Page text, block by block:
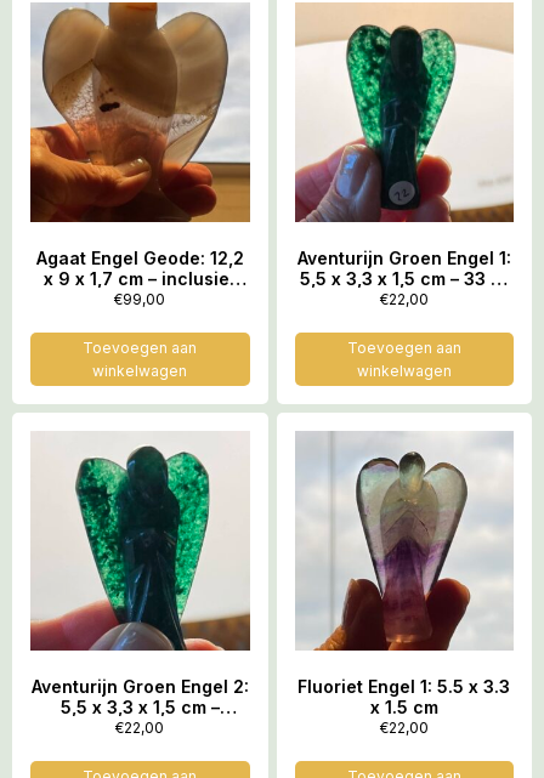
Agaat Engel Geode: 12,2
x 9 x 1,7 cm – inclusief
standaard
€99,00
Toevoegen aan
winkelwagen
Aventurijn Groen Engel 1:
5,5 x 3,3 x 1,5 cm – 33 gr
– BeZieling vanuit
Moederbronnen
€22,00
Toevoegen aan
winkelwagen
Aventurijn Groen Engel 2:
5,5 x 3,3 x 1,5 cm –
BeZieling vanuit LeMUria
€22,00
Fluoriet Engel 1: 5.5 x 3.3
x 1.5 cm
€22,00